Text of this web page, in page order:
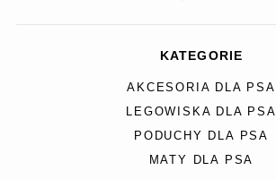
KATEGORIE
AKCESORIA DLA PSA
LEGOWISKA DLA PSA
PODUCHY DLA PSA
MATY DLA PSA